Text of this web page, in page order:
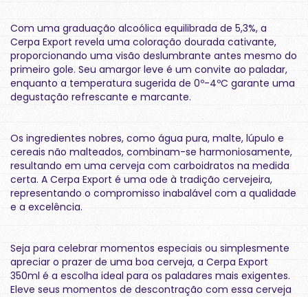
Com uma graduação alcoólica equilibrada de 5,3%, a
Cerpa Export revela uma coloração dourada cativante,
proporcionando uma visão deslumbrante antes mesmo do
primeiro gole. Seu amargor leve é um convite ao paladar,
enquanto a temperatura sugerida de 0º-4ºC garante uma
degustação refrescante e marcante.
Os ingredientes nobres, como água pura, malte, lúpulo e
cereais não malteados, combinam-se harmoniosamente,
resultando em uma cerveja com carboidratos na medida
certa. A Cerpa Export é uma ode à tradição cervejeira,
representando o compromisso inabalável com a qualidade
e a excelência.
Seja para celebrar momentos especiais ou simplesmente
apreciar o prazer de uma boa cerveja, a Cerpa Export
350ml é a escolha ideal para os paladares mais exigentes.
Eleve seus momentos de descontração com essa cerveja